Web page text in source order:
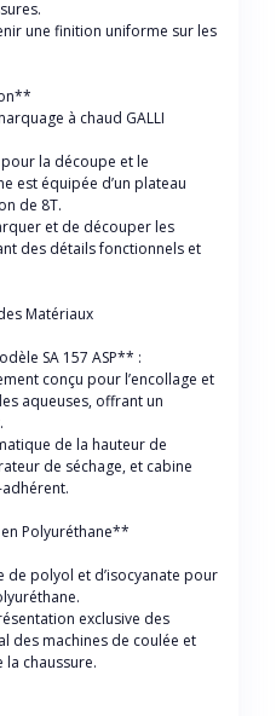
une finition uniforme sur les
à chaud GALLI
la découpe et le
est équipée d’un plateau
de 8T.
et de découper les
des détails fonctionnels et
Matériaux
SA 157 ASP** :
conçu pour l’encollage et
aqueuses, offrant un
de la hauteur de
de séchage, et cabine
Polyuréthane**
polyol et d’isocyanate pour
exclusive des
des machines de coulée et
la chaussure.